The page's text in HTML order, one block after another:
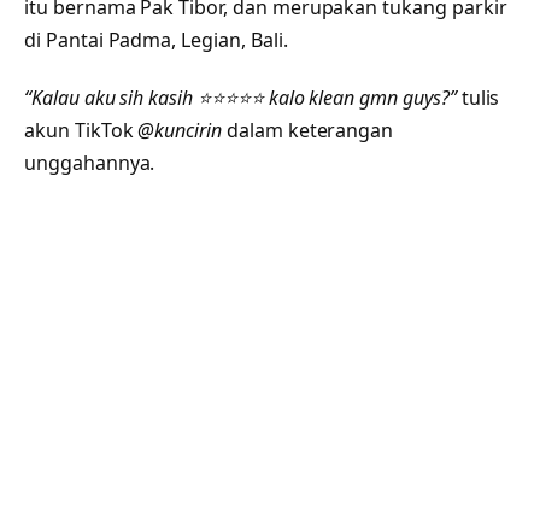
itu bernama Pak Tibor, dan merupakan tukang parkir
di Pantai Padma, Legian, Bali.
“Kalau aku sih kasih ⭐️⭐️⭐️⭐️⭐️ kalo klean gmn guys?”tulis
akun TikTok@kuncirindalam keterangan
unggahannya.